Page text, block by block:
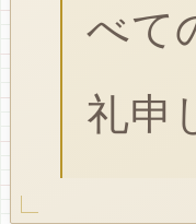
べて
礼申